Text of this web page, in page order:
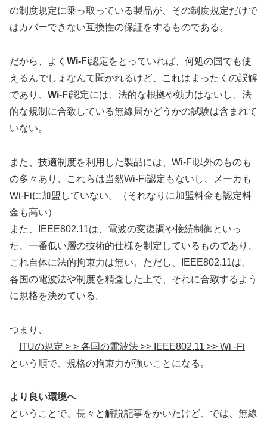
の制度規定に乗っ取っている製品が、その制度規定だけで
はカバーできない互換性の保証をするものである。
だから、よく Wi-Fi認定をとっていれば、何処の国でも使
えるんでしょなんて聞かれるけど、これはまったくの誤解
であり、 Wi-Fi認定には、法的な根拠や効力はないし、法
的な規制に合致している無線局かどうかの試験は含まれて
いない。
また、技適制度を利用した製品には、Wi-Fi以外のものも
の多々あり、これらは当然Wi-Fi認定もないし、メーカも
Wi-Fiに加盟していない。（それなりに加盟料金も認定料
金も高い）
また、IEEE802.11は、電波の変復調や接続制御といっ
た、一番低い層の技術的仕様を制定しているものであり、
これ自体に法的拘束力は無い。ただし、IEEE802.11は、
各国の電波法や制度を精査した上で、それに合致するよう
に規格を決めている。
つまり、
ITUの規定 > > 各国の電波法 >> IEEE802.11 >> Wi -Fi
という順で、規格の拘束力が強いことになる。
より良い環境へ
ということで、長々と解説記事をかいたけど、では、無線